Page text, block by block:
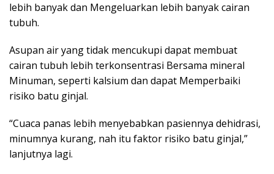
lebih banyak dan Mengeluarkan lebih banyak cairan
tubuh.
Asupan air yang tidak mencukupi dapat membuat
cairan tubuh lebih terkonsentrasi Bersama mineral
Minuman, seperti kalsium dan dapat Memperbaiki
risiko batu ginjal.
“Cuaca panas lebih menyebabkan pasiennya dehidrasi,
minumnya kurang, nah itu faktor risiko batu ginjal,”
lanjutnya lagi.